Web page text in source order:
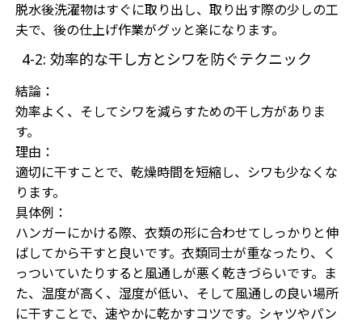
脱水後洗濯物はすぐに取り出し、取り出す際の少しの工
夫で、後の仕上げ作業がグッと楽になります。
4-2: 効率的な干し方とシワを防ぐテクニック
結論：
効率よく、そしてシワを減らすための干し方がありま
す。
理由：
適切に干すことで、乾燥時間を短縮し、シワも少なくな
ります。
具体例：
ハンガーにかける際、衣類の形に合わせてしっかりと伸
ばしてから干すと良いです。衣類同士が重なったり、く
っついていたりすると風通しが悪く乾きづらいです。ま
た、温度が高く、湿度が低い、そして風通しの良い場所
に干すことで、速やかに乾かすコツです。シャツやパン